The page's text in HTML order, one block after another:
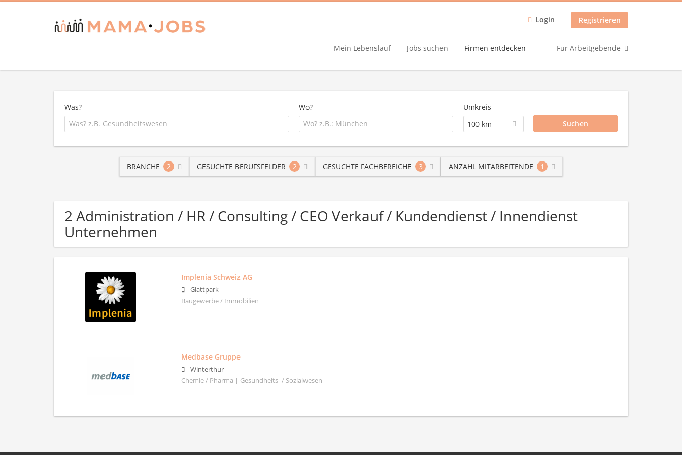
Login Registrieren
Mein Lebenslauf Jobs suchen Firmen entdecken Für Arbeitgebende
Was? Wo?
Umkreis
100 km
BRANCHE 2 GESUCHTE BERUFSFELDER 2 GESUCHTE FACHBEREICHE 3 ANZAHL MITARBEITENDE 1
2 Administration / HR / Consulting / CEO Verkauf / Kundendienst / Innendienst
Unternehmen
Implenia Schweiz AG
Glattpark
Baugewerbe / Immobilien
Medbase Gruppe
Winterthur
Chemie / Pharma | Gesundheits- / Sozialwesen